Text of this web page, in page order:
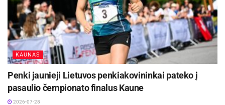
KAUNAS
Penki jaunieji Lietuvos penkiakovininkai pateko į
pasaulio čempionato finalus Kaune
2026-07-28